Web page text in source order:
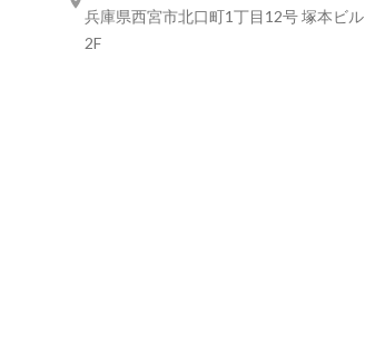
兵庫県西宮市北口町1丁目12号 塚本ビル
2F